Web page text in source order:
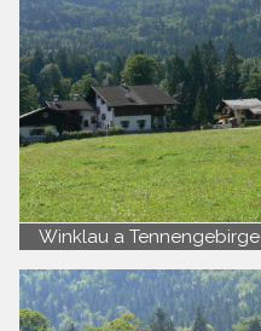
Winklau a Tennengebirge